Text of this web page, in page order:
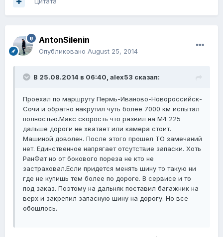
AntonSilenin
Опубликовано August 25, 2014
В 25.08.2014 в 06:40, alex53 сказал:
Проехал по маршруту Пермь-Иваново-Новороссийск-
Сочи и обратно накрутил чуть более 7000 км испытал
полностью.Макс скорость что развил на М4 225
дальше дороги не хватает или камера стоит.
Машиной доволен. После этого прошел ТО замечаний
нет. Единственное напрягает отсутствие запаски. Хоть
РанФат но от бокового пореза не кто не
застраховал.Если придется менять шину то такую ни
где не купишь тем более по дороге. В сервисе и то
под заказ. Поэтому на дальняк поставил багажник на
верх и закрепил запасную шину на дорогу. Но все
обошлось.